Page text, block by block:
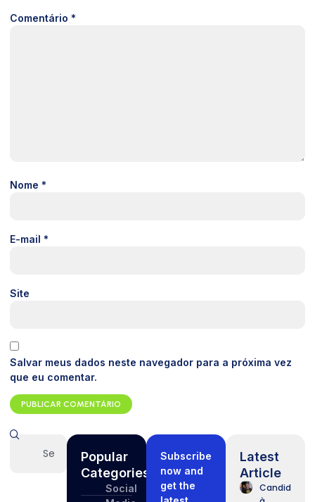
Comentário *
Nome *
E-mail *
Site
Salvar meus dados neste navegador para a próxima vez
que eu comentar.
Popular
Categories
Social
Subscribe
now and
get the
Latest
Article
Candidatos